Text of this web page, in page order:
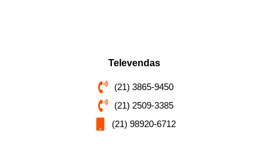
Televendas
(21) 3865-9450
(21) 2509-3385
(21) 98920-6712